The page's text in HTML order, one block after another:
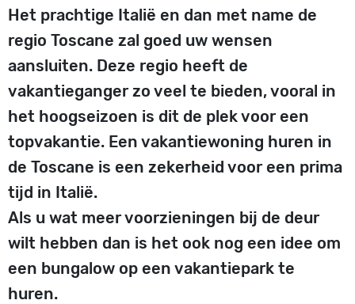
Het prachtige Italië en dan met name de
regio Toscane zal goed uw wensen
aansluiten. Deze regio heeft de
vakantieganger zo veel te bieden, vooral in
het hoogseizoen is dit de plek voor een
topvakantie. Een vakantiewoning huren in
de Toscane is een zekerheid voor een prima
tijd in Italië.
Als u wat meer voorzieningen bij de deur
wilt hebben dan is het ook nog een idee om
een bungalow op een vakantiepark te
huren.